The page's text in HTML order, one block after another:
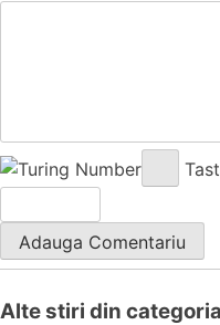
Alte stiri din